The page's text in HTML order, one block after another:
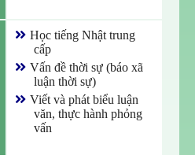
Học tiếng Nhật trung
cấp
Vấn đề thời sự (báo xã
luận thời sự)
Viết và phát biểu luận
văn, thực hành phỏng
vấn